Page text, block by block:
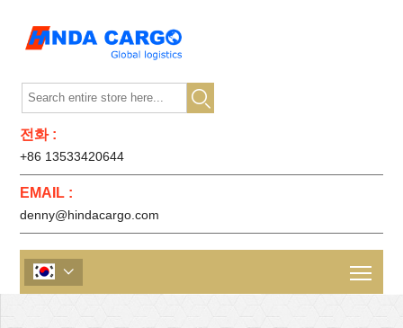

전화 :
+86 13533420644
EMAIL :
denny@hindacargo.com
